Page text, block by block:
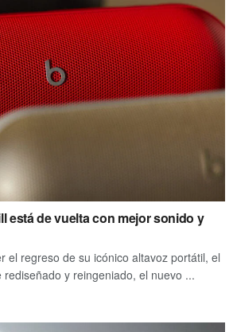
está de vuelta con mejor sonido y
el regreso de su icónico altavoz portátil, el
rediseñado y reingeniado, el nuevo ...